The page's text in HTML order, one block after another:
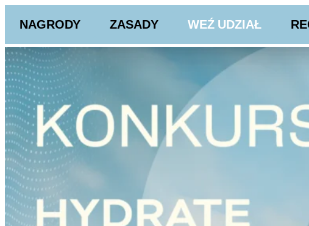
NAGRODY ZASADY WEŹ UDZIAŁ